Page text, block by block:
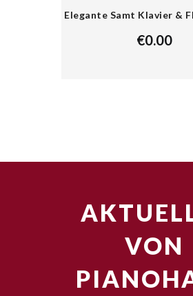
Elegante Samt Klavier &
€0.00
VON